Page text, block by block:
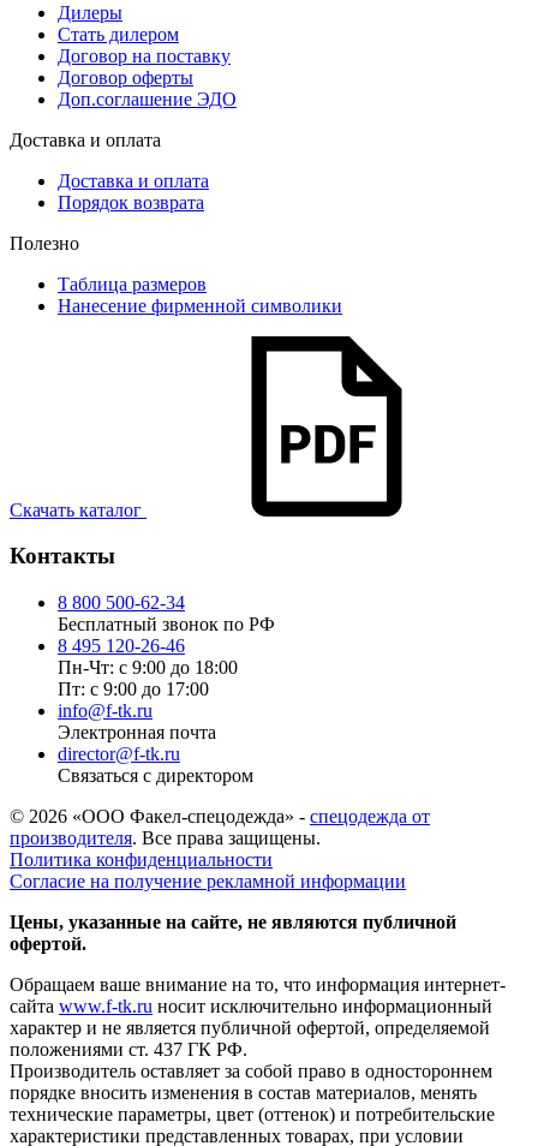
Дилеры
Стать дилером
Договор на поставку
Договор оферты
Доп.соглашение ЭДО
Доставка и оплата
Доставка и оплата
Порядок возврата
Полезно
Таблица размеров
Нанесение фирменной символики
Скачать каталог
Контакты
8 800 500-62-34
Бесплатный звонок по РФ
8 495 120-26-46
Пн-Чт: с 9:00 до 18:00
Пт: с 9:00 до 17:00
info@f-tk.ru
Электронная почта
director@f-tk.ru
Связаться с директором
© 2026 «ООО Факел-спецодежда» - спецодежда от
производителя. Все права защищены.
Политика конфиденциальности
Согласие на получение рекламной информации
Цены, указанные на сайте, не являются публичной
офертой.
Обращаем ваше внимание на то, что информация интернет-
сайта www.f-tk.ru носит исключительно информационный
характер и не является публичной офертой, определяемой
положениями ст. 437 ГК РФ.
Производитель оставляет за собой право в одностороннем
порядке вносить изменения в состав материалов, менять
технические параметры, цвет (оттенок) и потребительские
характеристики представленных товарах, при условии